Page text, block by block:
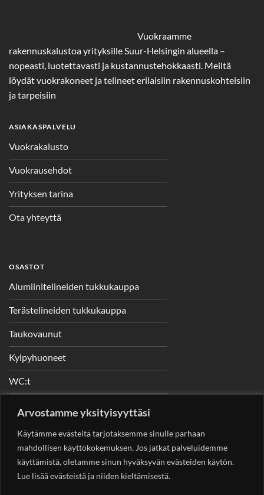
Arvostamme yksityisyyttäsi
Käytämme evästeitä tarjotaksemme sinulle parhaan
mahdollisen käyttökokemuksen. Jos jatkat palveluidemme
käyttämistä, oletamme sinun hyväksyvän evästeiden käytön.
Lue lisää evästeistä ja niiden kieltämisestä.
Vuokraamme
rakennuskalustoa yrityksille Suur-Helsingin alueella –
nopeasti, luotettavasti ja kustannustehokkaasti. Meiltä
löydät vuokrakoneet ja telineet erilaisiin rakennuskohteisiin
ja tarpeisiin
ASIAKASPALVELU
Vuokrakalusto
Vuokrausehdot
Yrityksen tarina
Ota yhteyttä
OSASTOT
Alumiinitelineiden tukkukauppa
Terästelineiden tukkukauppa
Taukovaunut
Kylpyhuoneet
WC:t
Nostimet
YHTEYSTIEDOT